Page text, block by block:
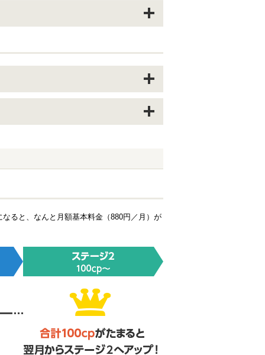
ると、なんと月額基本料金（880円／月）が